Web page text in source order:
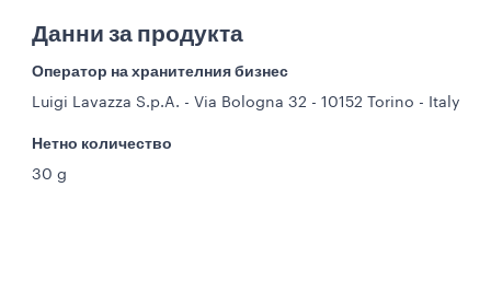
Данни за продукта
Оператор на хранителния бизнес
Luigi Lavazza S.p.A. - Via Bologna 32 - 10152 Torino - Italy
Нетно количество
30 g